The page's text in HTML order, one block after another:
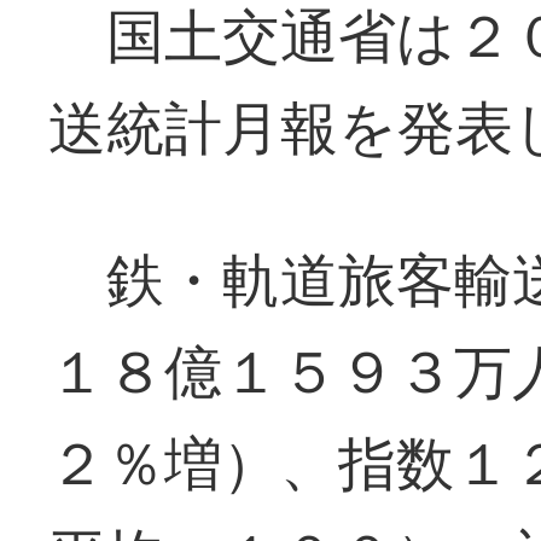
国土交通省は２
送統計月報を発表
鉄・軌道旅客輸
１８億１５９３
２％増）、指数